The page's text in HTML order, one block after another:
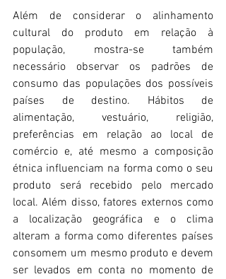
Além de considerar o alinhamento
cultural do produto em relação à
população, mostra-se também
necessário observar os padrões de
consumo das populações dos possíveis
países de destino. Hábitos de
alimentação, vestuário, religião,
preferências em relação ao local de
comércio e, até mesmo a composição
étnica influenciam na forma como o seu
produto será recebido pelo mercado
local. Além disso, fatores externos como
a localização geográfica e o clima
alteram a forma como diferentes países
consomem um mesmo produto e devem
ser levados em conta no momento de